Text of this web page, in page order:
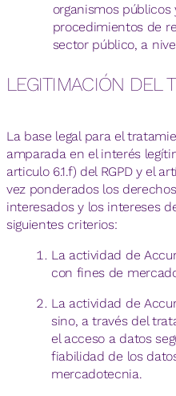
organismos
procedimientos de
sector público, a
LEGITIMACIÓN DEL
La base legal para el
amparada en el interés
articulo 6.1.f) del RGPD y el
vez ponderados los
interesados y los intereses
siguientes criterios:
La actividad de
con fines de
La actividad de
sino, a través del
el acceso a datos
fiabilidad de los
mercadotecnia.